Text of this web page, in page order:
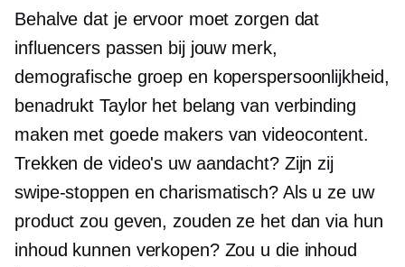
Behalve dat je ervoor moet zorgen dat
influencers passen bij jouw merk,
demografische groep en koperspersoonlijkheid,
benadrukt Taylor het belang van verbinding
maken met goede makers van videocontent.
Trekken de video's uw aandacht? Zijn zij
swipe-stoppen en charismatisch? Als u ze uw
product zou geven, zouden ze het dan via hun
inhoud kunnen verkopen? Zou u die inhoud